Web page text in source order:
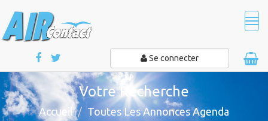
Se connecter
Votre Recherche
Accueil Toutes Les Annonces Agenda